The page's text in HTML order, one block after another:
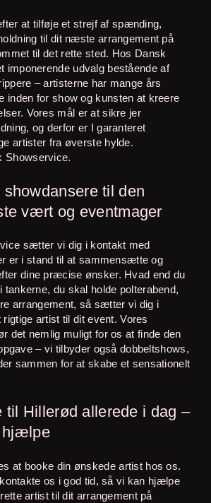
at tilføje et strejf af spænding,
til dit næste arrangement på
til det rette sted. Hos Dansk
imponerende udvalg bestående af
– artisterne har mange års
inden for show og kunsten at kreere
Vores mål er at sikre jer
og derfor er I garanteret
artister fra øverste hylde.
Showservice.
til den
vært og eventmager
sætter vi dig i kontakt med
er i stand til at sammensætte og
dine præcise ønsker. Hvad end du
tankerne, du skal holde polterabend,
arrangement, så sætter vi dig i
artist til dit event. Vores
det nemlig muligt for os at finde den
– vi tilbyder også dobbeltshows,
sammen for at skabe et sensationelt
til Hillerød allerede i dag –
hjælpe
at booke din ønskede artist hos os.
os i god tid, så vi kan hjælpe
artist til dit arrangement på